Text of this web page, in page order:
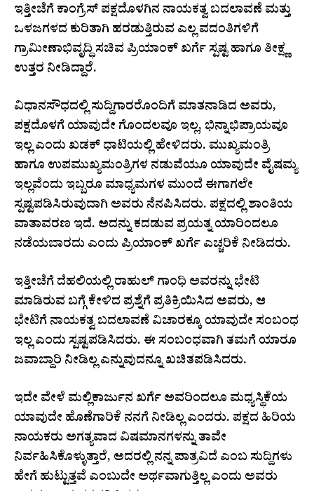
ಇತ್ತೀಚೆಗೆ ಕಾಂಗ್ರೆಸ್ ಪಕ್ಷದೊಳಗಿನ ನಾಯಕತ್ವ ಬದಲಾವಣೆ ಮತ್ತು
ಒಳಜಗಳದ ಕುರಿತಾಗಿ ಹರಡುತ್ತಿರುವ ಎಲ್ಲ ವದಂತಿಗಳಿಗೆ
ಗ್ರಾಮೀಣಾಭಿವೃದ್ಧಿ ಸಚಿವ ಪ್ರಿಯಾಂಕ್ ಖರ್ಗೆ ಸ್ಪಷ್ಟ ಹಾಗೂ ತೀಕ್ಷ್ಣ
ಉತ್ತರ ನೀಡಿದ್ದಾರೆ.
ವಿಧಾನಸೌಧದಲ್ಲಿ ಸುದ್ದಿಗಾರರೊಂದಿಗೆ ಮಾತನಾಡಿದ ಅವರು,
ಪಕ್ಷದೊಳಗೆ ಯಾವುದೇ ಗೊಂದಲವೂ ಇಲ್ಲ, ಭಿನ್ನಾಭಿಪ್ರಾಯವೂ
ಇಲ್ಲ ಎಂದು ಖಡಕ್ ಧಾಟಿಯಲ್ಲಿ ಹೇಳಿದರು. ಮುಖ್ಯಮಂತ್ರಿ
ಹಾಗೂ ಉಪಮುಖ್ಯಮಂತ್ರಿಗಳ ನಡುವೆಯೂ ಯಾವುದೇ ವೈಷಮ್ಯ
ಇಲ್ಲವೆಂದು ಇಬ್ಬರೂ ಮಾಧ್ಯಮಗಳ ಮುಂದೆ ಈಗಾಗಲೇ
ಸ್ಪಷ್ಟಪಡಿಸಿರುವುದಾಗಿ ಅವರು ನೆನಪಿಸಿದರು. ಪಕ್ಷದಲ್ಲಿ ಶಾಂತಿಯ
ವಾತಾವರಣ ಇದೆ. ಅದನ್ನು ಕದಡುವ ಪ್ರಯತ್ನ ಯಾರಿಂದಲೂ
ನಡೆಯಬಾರದು ಎಂದು ಪ್ರಿಯಾಂಕ್ ಖರ್ಗೆ ಎಚ್ಚರಿಕೆ ನೀಡಿದರು.
ಇತ್ತೀಚೆಗೆ ದೆಹಲಿಯಲ್ಲಿ ರಾಹುಲ್ ಗಾಂಧಿ ಅವರನ್ನು ಭೇಟಿ
ಮಾಡಿರುವ ಬಗ್ಗೆ ಕೇಳಿದ ಪ್ರಶ್ನೆಗೆ ಪ್ರತಿಕ್ರಿಯಿಸಿದ ಅವರು, ಆ
ಭೇಟಿಗೆ ನಾಯಕತ್ವ ಬದಲಾವಣೆ ವಿಚಾರಕ್ಕೂ ಯಾವುದೇ ಸಂಬಂಧ
ಇಲ್ಲ ಎಂದು ಸ್ಪಷ್ಟಪಡಿಸಿದರು. ಈ ಸಂಬಂಧವಾಗಿ ತಮಗೆ ಯಾರೂ
ಜವಾಬ್ದಾರಿ ನೀಡಿಲ್ಲ ಎನ್ನುವುದನ್ನೂ ಖಚಿತಪಡಿಸಿದರು.
ಇದೇ ವೇಳೆ ಮಲ್ಲಿಕಾರ್ಜುನ ಖರ್ಗೆ ಅವರಿಂದಲೂ ಮಧ್ಯಸ್ಥಿಕೆಯ
ಯಾವುದೇ ಹೊಣೆಗಾರಿಕೆ ನನಗೆ ನೀಡಿಲ್ಲ ಎಂದರು. ಪಕ್ಷದ ಹಿರಿಯ
ನಾಯಕರು ಅಗತ್ಯವಾದ ವಿಷಮಾನಗಳನ್ನು ತಾವೇ
ನಿರ್ವಹಿಸಿಕೊಳ್ಳುತ್ತಾರೆ, ಅದರಲ್ಲಿ ನನ್ನ ಪಾತ್ರವಿದೆ ಎಂಬ ಸುದ್ದಿಗಳು
ಹೇಗೆ ಹುಟ್ಟುತ್ತವೆ ಎಂಬುದೇ ಅರ್ಥವಾಗುತ್ತಿಲ್ಲ ಎಂದು ಅವರು